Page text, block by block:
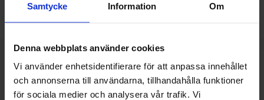
Samtycke Information Om
Denna webbplats använder cookies
Vi använder enhetsidentifierare för att anpassa innehållet
och annonserna till användarna, tillhandahålla funktioner
för sociala medier och analysera vår trafik. Vi
Relaterte produkter